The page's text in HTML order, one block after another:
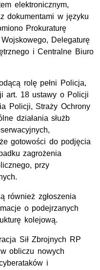
elektronicznym,
dokumentami w języku
Prokuraturę
Delegaturę
i Centralne Biuro
rolę pełni Policja,
art. 18 ustawy o Policji
Policji, Straży Ochrony
działania służb
gotowości do podjęcia
zagrożenia
przy
również zgłoszenia
o podejrzanych
kolejową.
Sił Zbrojnych RP
w obliczu nowych
i